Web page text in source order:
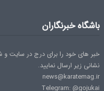
باشگاه خبرنگاران
خبر های خود را برای درج در سایت و
نشانی زیر ارسال نمایید.
news@karatemag.ir
Telegram: @gojukai